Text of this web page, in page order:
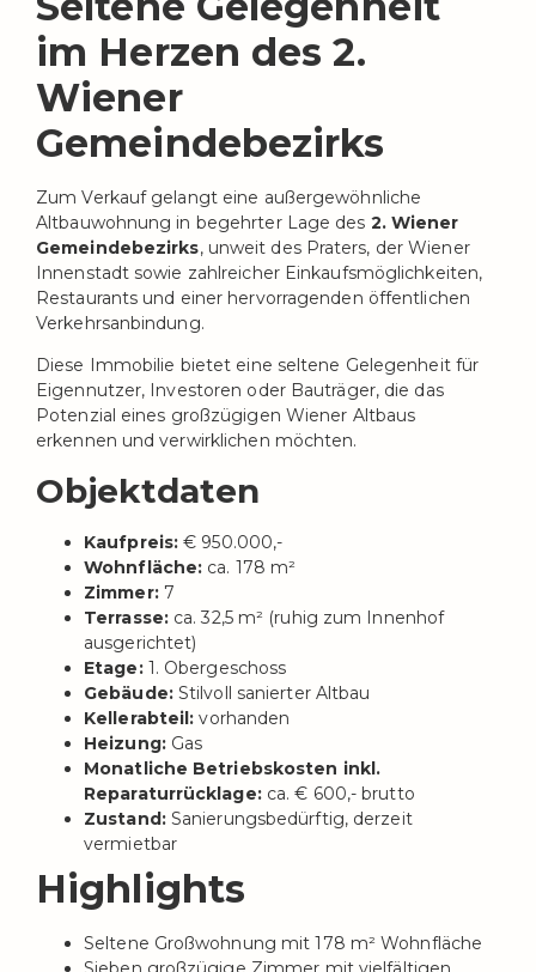
im Herzen des 2.
Wiener
Gemeindebezirks
Zum Verkauf gelangt eine außergewöhnliche
Altbauwohnung in begehrter Lage des 2. Wiener
Gemeindebezirks, unweit des Praters, der Wiener
Innenstadt sowie zahlreicher Einkaufsmöglichkeiten,
Restaurants und einer hervorragenden öffentlichen
Verkehrsanbindung.
Diese Immobilie bietet eine seltene Gelegenheit für
Eigennutzer, Investoren oder Bauträger, die das
Potenzial eines großzügigen Wiener Altbaus
erkennen und verwirklichen möchten.
Objektdaten
Kaufpreis: € 950.000,-
Wohnfläche: ca. 178 m²
Zimmer:7
Terrasse:ca. 32,5 m² (ruhig zum Innenhof
ausgerichtet)
Etage:1. Obergeschoss
Gebäude:Stilvoll sanierter Altbau
Kellerabteil: vorhanden
Heizung:Gas
Monatliche Betriebskosten inkl.
Reparaturrücklage:ca. € 600,- brutto
Zustand:Sanierungsbedürftig, derzeit
vermietbar
Highlights
Seltene Großwohnung mit 178 m² Wohnfläche